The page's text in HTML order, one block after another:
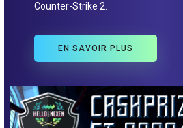
Counter-Strike 2.
EN SAVOIR PLUS